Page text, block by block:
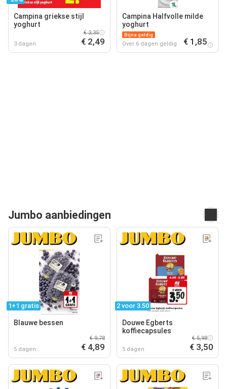
Campina griekse stijl
yoghurt
3 dagen
€ 3,35
€ 2,49
Campina Halfvolle milde
yoghurt
Bijna geldig
Over 6 dagen geldig € 1,85
Jumbo aanbiedingen
1+1 gratis
Blauwe bessen
5 dagen
€ 9,78
€ 4,89
2 voor 3.50
Douwe Egberts
koffiecapsules
5 dagen
€ 5,98
€ 3,50